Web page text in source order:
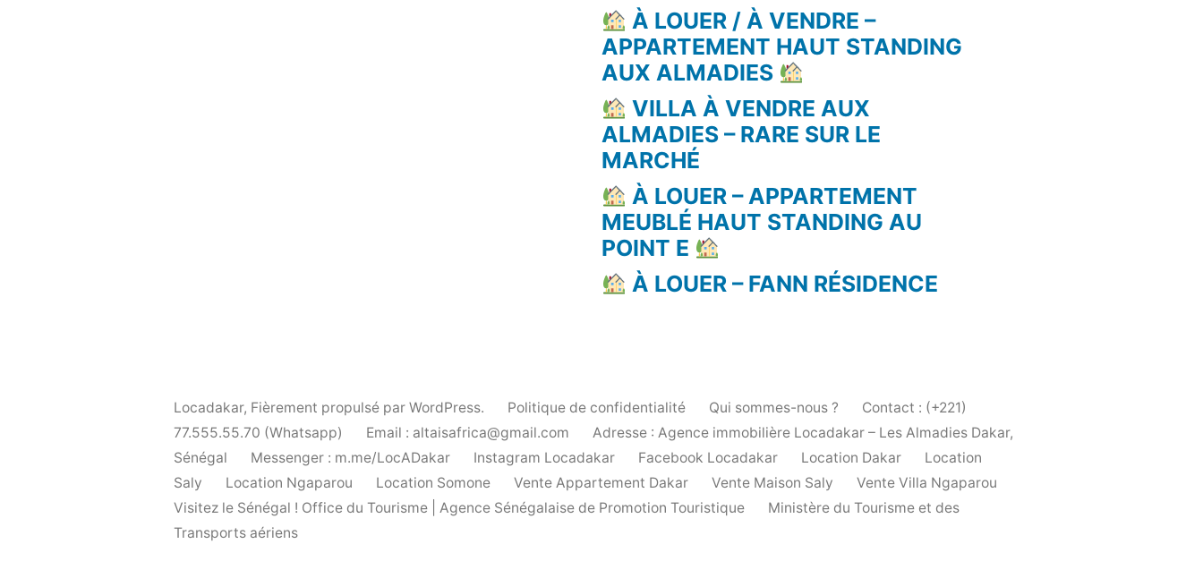
À LOUER / À VENDRE –
APPARTEMENT HAUT STANDING
AUX ALMADIES
VILLA À VENDRE AUX
ALMADIES – RARE SUR LE
MARCHÉ
À LOUER – APPARTEMENT
MEUBLÉ HAUT STANDING AU
POINT E
À LOUER – FANN RÉSIDENCE
Locadakar, Fièrement propulsé par WordPress. Politique de confidentialité Qui sommes-nous ?
Contact : (+221)
77.555.55.70 (Whatsapp)
Email : altaisafrica@gmail.com
Adresse : Agence immobilière Locadakar – Les Almadies Dakar,
Sénégal
Messenger : m.me/LocADakar Instagram Locadakar Facebook Locadakar Location Dakar
Location
Saly
Location Ngaparou Location Somone Vente Appartement Dakar Vente Maison Saly
Vente Villa Ngaparou
Visitez le Sénégal ! Office du Tourisme | Agence Sénégalaise de Promotion Touristique
Ministère du Tourisme et des
Transports aériens